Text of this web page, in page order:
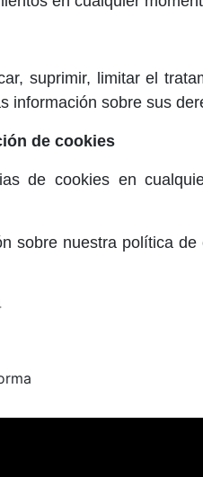
suprimir, limitar el
información sobre sus
de cookies
de cookies en
sobre nuestra política